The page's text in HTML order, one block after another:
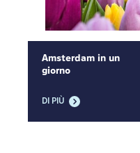
Amsterdam in un
giorno
DI PIÙ